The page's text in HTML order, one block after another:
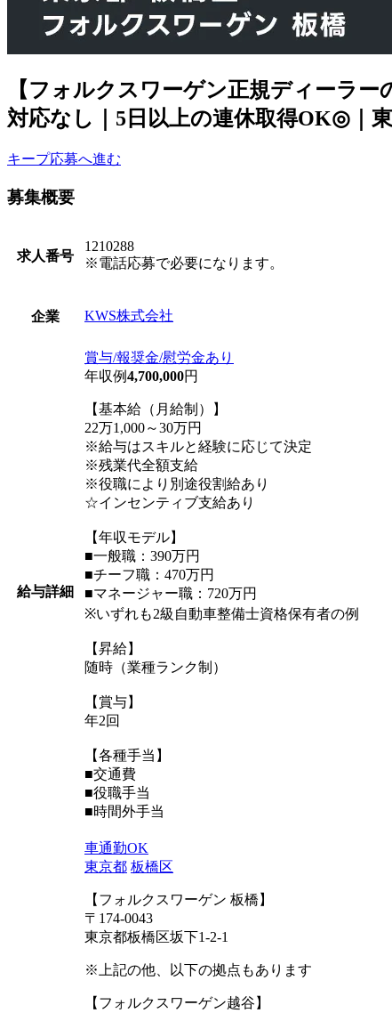
【フォルクスワーゲン正規ディーラ
対応なし｜5日以上の連休取得OK◎｜
キープ応募へ進む
募集概要
求人番号
1210288
※電話応募で必要になります。
企業 KWS株式会社
給与詳細
賞与/報奨金/慰労金あり
年収例4,700,000円
【基本給（月給制）】
22万1,000～30万円
※給与はスキルと経験に応じて決定
※残業代全額支給
※役職により別途役割給あり
☆インセンティブ支給あり
【年収モデル】
■一般職：390万円
■チーフ職：470万円
■マネージャー職：720万円
※いずれも2級自動車整備士資格保有者の例
【昇給】
随時（業種ランク制）
【賞与】
年2回
【各種手当】
■交通費
■役職手当
■時間外手当
車通勤OK
東京都 板橋区
【フォルクスワーゲン 板橋】
〒174-0043
東京都板橋区坂下1-2-1
※上記の他、以下の拠点もあります
【フォルクスワーゲン越谷】